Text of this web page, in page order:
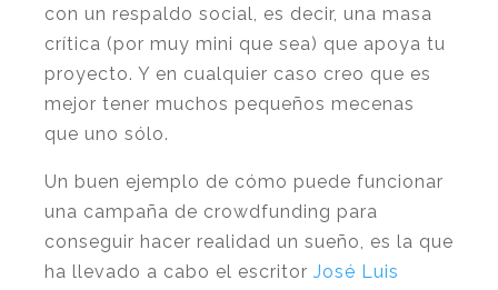
con un respaldo social, es decir, una masa
crítica (por muy mini que sea) que apoya tu
proyecto. Y en cualquier caso creo que es
mejor tener muchos pequeños mecenas
que uno sólo.
Un buen ejemplo de cómo puede funcionar
una campaña de crowdfunding para
conseguir hacer realidad un sueño, es la que
ha llevado a cabo el escritor José Luis